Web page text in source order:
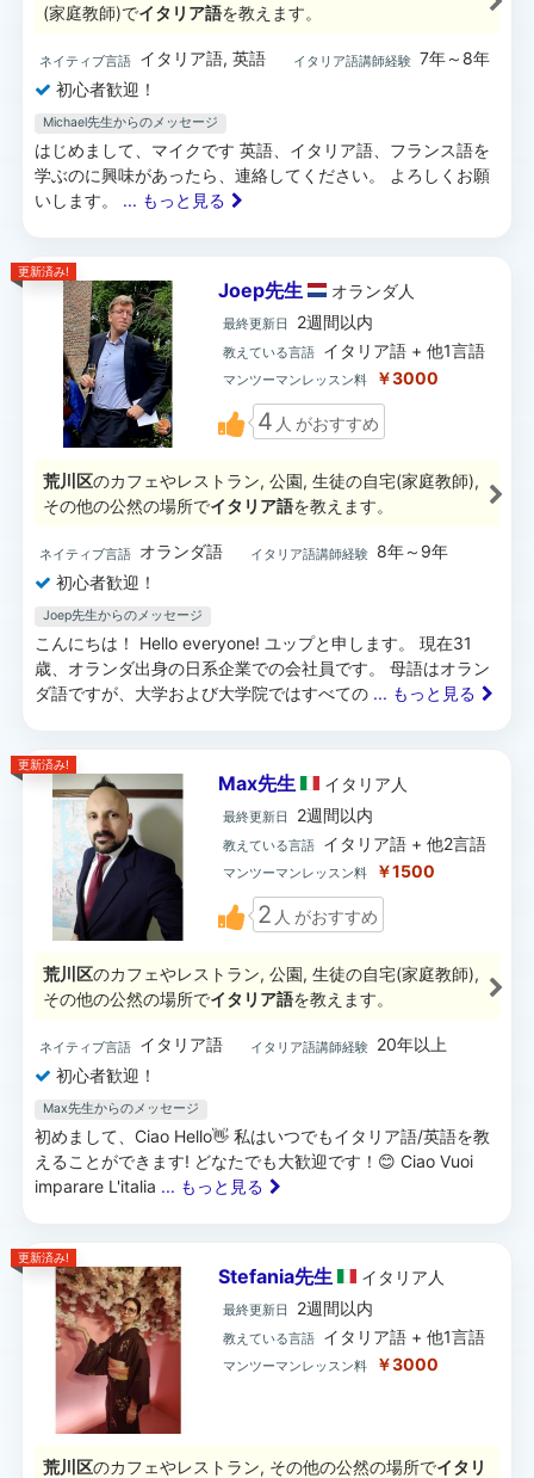
(家庭教師)でイタリア語を教えます。
ネイティブ言語 イタリア語, 英語 イタリア語講師経験 7年～8年
初心者歓迎！
Michael先生からのメッセージ
はじめまして、マイクです 英語、イタリア語、フランス語を
学ぶのに興味があったら、連絡してください。 よろしくお願
いします。 ... もっと見る
更新済み!
Joep先生 オランダ人
最終更新日 2週間以内
教えている言語 イタリア語 + 他1言語
マンツーマンレッスン料 ￥3000
4 人 がおすすめ
荒川区のカフェやレストラン, 公園, 生徒の自宅(家庭教師),
その他の公然の場所でイタリア語を教えます。
ネイティブ言語 オランダ語 イタリア語講師経験
8年～9年
初心者歓迎！
Joep先生からのメッセージ
こんにちは！ Hello everyone! ユップと申します。 現在31
歳、オランダ出身の日系企業での会社員です。 母語はオラン
ダ語ですが、大学および大学院ではすべての ... もっと見る
更新済み!
Max先生 イタリア 人
最終更新日 2週間以内
教えている言語 イタリア語 + 他2言語
マンツーマンレッスン料 ￥1500
2 人 がおすすめ
荒川区のカフェやレストラン, 公園, 生徒の自宅(家庭教師),
その他の公然の場所でイタリア語を教えます。
ネイティブ言語 イタリア語 イタリア語講師経験
20年以上
初心者歓迎！
Max先生からのメッセージ
初めまして、Ciao Hello👋 私はいつでもイタリア語/英語を教
えることができます! どなたでも大歓迎です！😊 Ciao Vuoi
imparare L'italia ... もっと見る
更新済み!
Stefania先生 イタリア 人
最終更新日 2週間以内
教えている言語 イタリア語 + 他1言語
マンツーマンレッスン料 ￥3000
荒川区のカフェやレストラン, その他の公然の場所でイタリ